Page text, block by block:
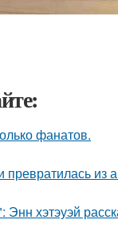
фанатов.
из
хэтэуэй